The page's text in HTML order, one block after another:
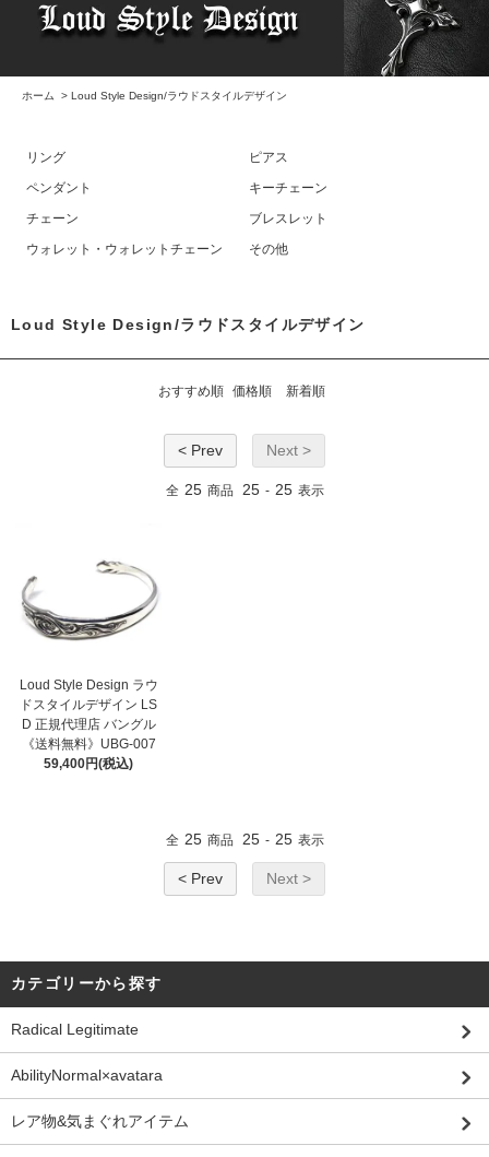
ホーム > Loud Style Design/ラウドスタイルデザイン
リング
ピアス
ペンダント
キーチェーン
チェーン
ブレスレット
ウォレット・ウォレットチェーン
その他
Loud Style Design/ラウドスタイルデザイン
おすすめ順 価格順 新着順
< Prev Next >
全 25 商品 25 - 25 表示
Loud Style Design ラウ
ドスタイルデザイン LS
D 正規代理店 バングル
《送料無料》UBG-007
59,400円(税込)
全 25 商品 25 - 25 表示
< Prev Next >
カテゴリーから探す
Radical Legitimate
AbilityNormal×avatara
レア物&気まぐれアイテム